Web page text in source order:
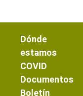
Dónde
estamos
COVID
Documentos
Boletín